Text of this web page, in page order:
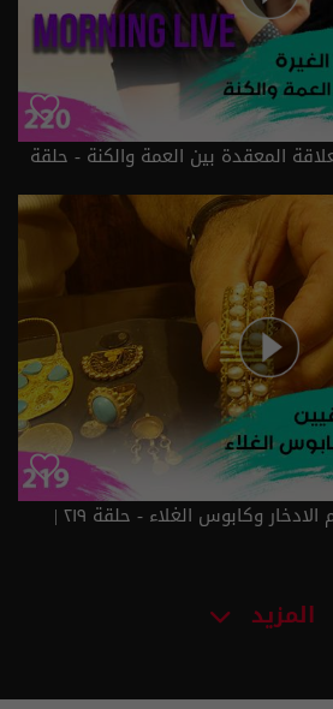
المعقدة بين العمة والكنة - حلقة
ذهب العراقيين.. بين حلم الادخار وكابوس الغلاء - حلقة ٢١٩ |
المزيد